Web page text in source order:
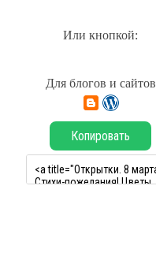
Или кнопкой:
Для блогов и сайтов
Копировать